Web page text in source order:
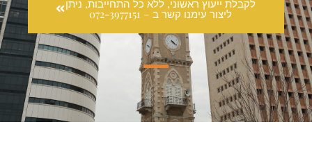
לקבלת ייעוץ ראשוני, ללא כל התחייבות, ניתן
ליצור עימנו קשר ב – 072-3977151